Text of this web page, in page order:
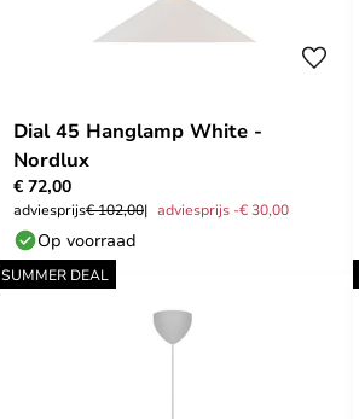
Dial 45 Hanglamp White -
Nordlux
€ 72,00
adviesprijs€ 102,00 adviesprijs -€ 30,00
Op voorraad
SUMMER DEAL